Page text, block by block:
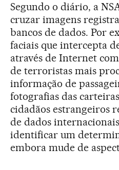
Segundo o diário, a
cruzar imagens
bancos de dados. Por
faciais que intercepta
através de Internet
de terroristas mais
informação de
fotografias das
cidadãos estrangeiros
de dados
identificar um
embora mude de